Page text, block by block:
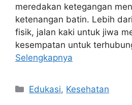
meredakan ketegangan
ketenangan batin. Lebih
fisik, jalan kaki untuk jiwa
kesempatan untuk
Selengkapnya
Kategori
Edukasi, Kesehatan